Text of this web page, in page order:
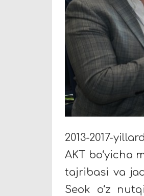
2013-2017-
AKT bo‘yicha
tajribasi va
Seok o‘z